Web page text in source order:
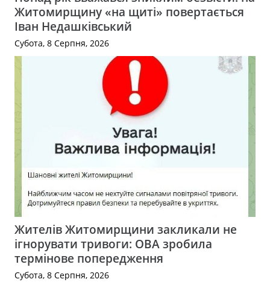
Житомирщину «на щиті» повертається
Іван Недашківський
Субота, 8 Серпня, 2026
Жителів Житомирщини закликали не
ігнорувати тривоги: ОВА зробила
термінове попередження
Субота, 8 Серпня, 2026